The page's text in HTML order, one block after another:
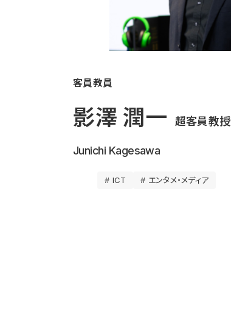
客員教員
影澤 潤一 超客員教授
Junichi Kagesawa
# ICT # エンタメ・メディア